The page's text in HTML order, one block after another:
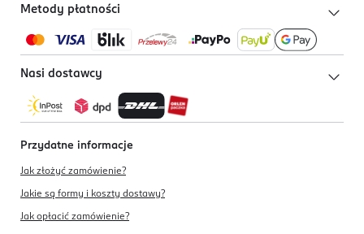
Metody płatności
Nasi dostawcy
Przydatne informacje
Jak złożyć zamówienie?
Jakie są formy i koszty dostawy?
Jak opłacić zamówienie?